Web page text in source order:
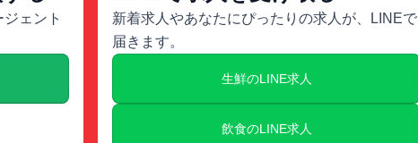
ェント
新着求人やあなたにぴったりの求人が、LINEで
届きます。
生鮮のLINE求人
飲食のLINE求人